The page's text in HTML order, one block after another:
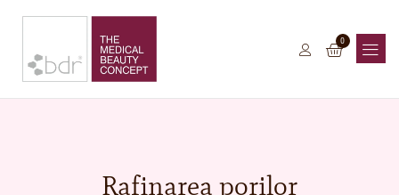
0
Rafinarea porilor